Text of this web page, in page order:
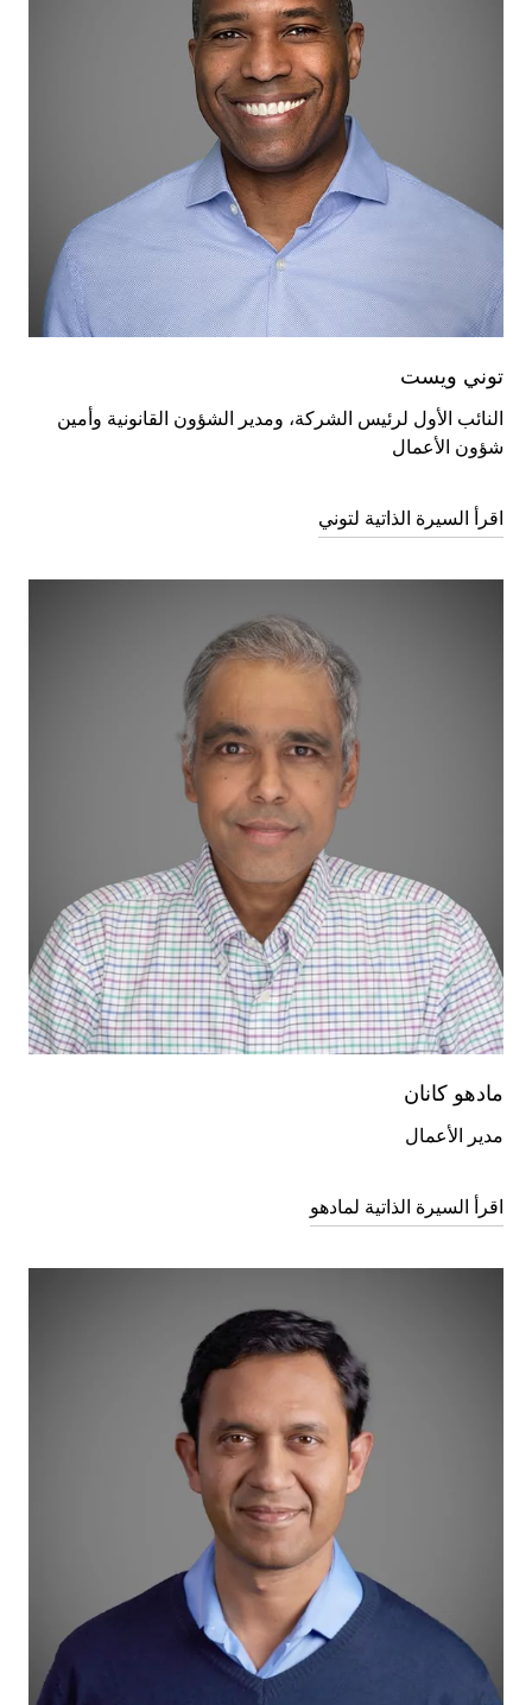
توني ويست
النائب الأول لرئيس الشركة، ومدير الشؤون القانونية وأمين
شؤون الأعمال
اقرأ السيرة الذاتية لتوني
مادهو كانان
مدير الأعمال
اقرأ السيرة الذاتية لمادهو